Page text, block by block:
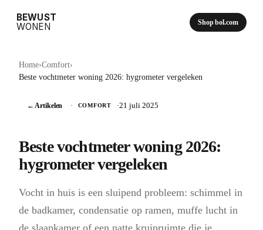
BEWUST
WONEN
Shop bol.com
Home›Comfort›
Beste vochtmeter woning 2026: hygrometer vergeleken
← Artikelen · COMFORT ·21 juli 2025
Beste vochtmeter woning 2026:
hygrometer vergeleken
Vocht in huis is een sluipend probleem: schimmel in
de badkamer, condensatie op ramen, muffe lucht in
de slaapkamer of een natte kruipruimte die je